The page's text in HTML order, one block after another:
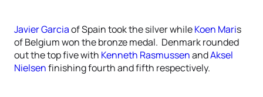
Javier Garciaof Spain took the silver whileKoen Maris
of Belgium won the bronze medal. Denmark rounded
out the top five with Kenneth RasmussenandAksel
Nielsenfinishing fourth and fifth respectively.